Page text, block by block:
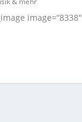
image=“8338″